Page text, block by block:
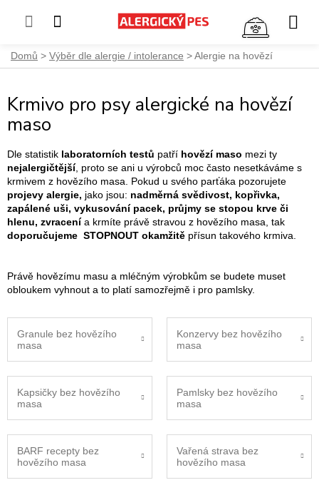
PřejítDomů Výběr dle alergie / intolerance Alergie na hovězí
Krmivo pro psy alergické na hovězí
maso
Dle statistik laboratorních testů patří hovězí maso mezi ty
nejalergičtější, proto se ani u výrobců moc často nesetkáváme s
krmivem z hovězího masa. Pokud u svého parťáka pozorujete
projevy alergie, jako jsou: nadměrná svědivost, kopřivka,
zapálené uši, vykusování pacek, průjmy se stopou krve či
hlenu, zvracenía krmíte právě stravou z hovězího masa, tak
doporučujeme STOPNOUT okamžitě přísun takového krmiva.
Právě hovězímu masu a mléčným výrobkům se budete muset
obloukem vyhnout a to platí samozřejmě i pro pamlsky.
Granule bez hovězího
masa
Konzervy bez hovězího
masa
Kapsičky bez hovězího
masa
Pamlsky bez hovězího
masa
BARF recepty bez
hovězího masa
Vařená strava bez
hovězího masa